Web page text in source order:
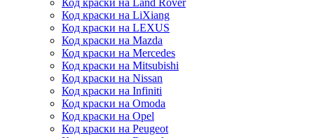
Код краски на Land Rover
Код краски на LiXiang
Код краски на LEXUS
Код краски на Mazda
Код краски на Mercedes
Код краски на Mitsubishi
Код краски на Nissan
Код краски на Infiniti
Код краски на Omoda
Код краски на Opel
Код краски на Peugeot